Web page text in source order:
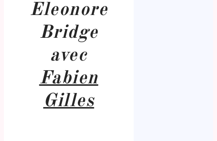
Eleonore
Bridge
avec
Fabien
Gilles